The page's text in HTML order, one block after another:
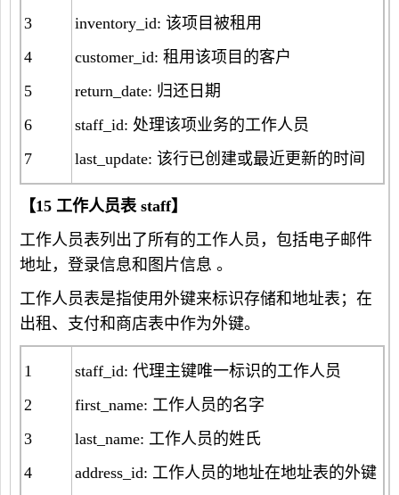
3
4
5
6
7
inventory_id: 该项目被租用
customer_id: 租用该项目的客户
return_date: 归还日期
staff_id: 处理该项业务的工作人员
last_update: 该行已创建或最近更新的时间
【15 工作人员表staff】
工作人员表列出了所有的工作人员，包括电子邮件
地址，登录信息和图片信息 。
工作人员表是指使用外键来标识存储和地址表；在
出租、支付和商店表中作为外键。
1
2
3
4
staff_id: 代理主键唯一标识的工作人员
first_name: 工作人员的名字
last_name: 工作人员的姓氏
address_id: 工作人员的地址在地址表的外键